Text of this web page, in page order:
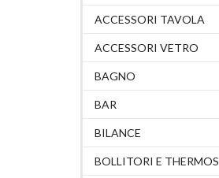
ACCESSORI TAVOLA
ACCESSORI VETRO
BAGNO
BAR
BILANCE
BOLLITORI E THERMOS